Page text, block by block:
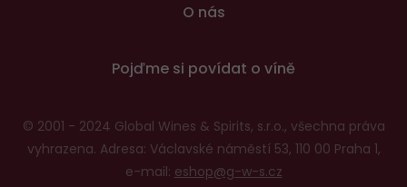
O nás
Pojďme si povídat o víně
© 2001 - 2024 Global Wines & Spirits, s.r.o., všechna práva
vyhrazena. Adresa: Václavské náměstí 53, 110 00 Praha 1,
e-mail: eshop@g-w-s.cz